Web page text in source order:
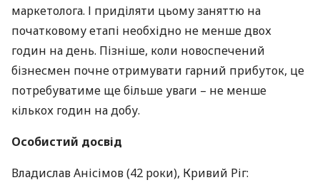
маркетолога. І приділяти цьому заняттю на
початковому етапі необхідно не менше двох
годин на день. Пізніше, коли новоспечений
бізнесмен почне отримувати гарний прибуток, це
потребуватиме ще більше уваги – не менше
кількох годин на добу.
Особистий досвід
Владислав Анісімов (42 роки), Кривий Ріг: